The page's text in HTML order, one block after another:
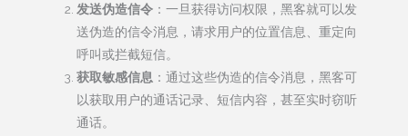
发送伪造信令：一旦获得访问权限，黑客就可以发
送伪造的信令消息，请求用户的位置信息、重定向
呼叫或拦截短信。
获取敏感信息 ：通过这些伪造的信令消息，黑客可
以获取用户的通话记录、短信内容，甚至实时窃听
通话。